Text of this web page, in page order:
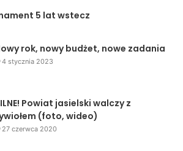
5 lat wstecz
rok, nowy budżet, nowe zadania
4 stycznia 2023
Powiat jasielski walczy z
(foto, wideo)
27 czerwca 2020